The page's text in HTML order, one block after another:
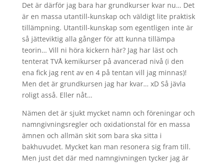
Det är därför jag bara har grundkurser kvar nu… Det
är en massa utantill-kunskap och väldigt lite praktisk
tillämpning. Utantill-kunskap som egentligen inte är
så jätteviktig alla gånger för att kunna tillämpa
teorin… Vill ni höra kickern här? Jag har läst och
tenterat TVÅ kemikurser på avancerad nivå (i den
ena fick jag rent av en 4 på tentan vill jag minnas)!
Men det är grundkursen jag har kvar… xD Så jävla
roligt asså. Eller nåt…
Nämen det är sjukt mycket namn och föreningar och
namngivningsregler och oxidationstal för en massa
ämnen och allmän skit som bara ska sitta i
bakhuvudet. Mycket kan man resonera sig fram till.
Men just det där med namngivningen tycker jag är